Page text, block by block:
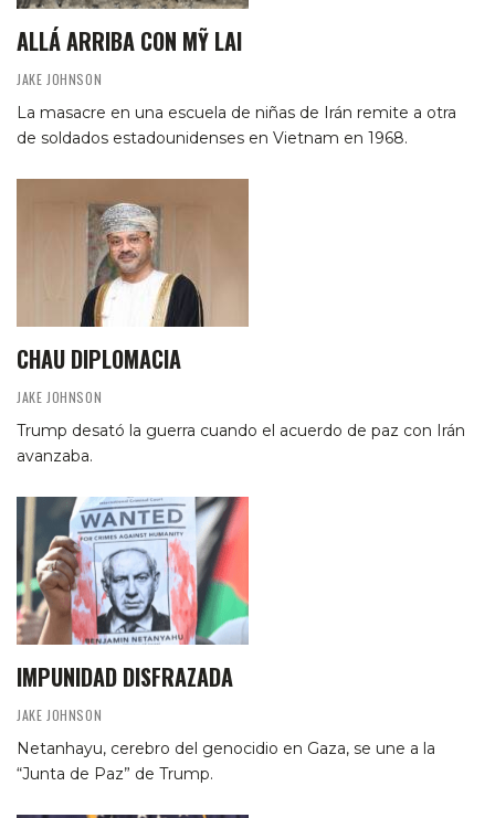
ALLÁ ARRIBA CON MỸ LAI
JAKE JOHNSON
La masacre en una escuela de niñas de Irán remite a otra
de soldados estadounidenses en Vietnam en 1968.
CHAU DIPLOMACIA
JAKE JOHNSON
Trump desató la guerra cuando el acuerdo de paz con Irán
avanzaba.
IMPUNIDAD DISFRAZADA
JAKE JOHNSON
Netanhayu, cerebro del genocidio en Gaza, se une a la
“Junta de Paz” de Trump.